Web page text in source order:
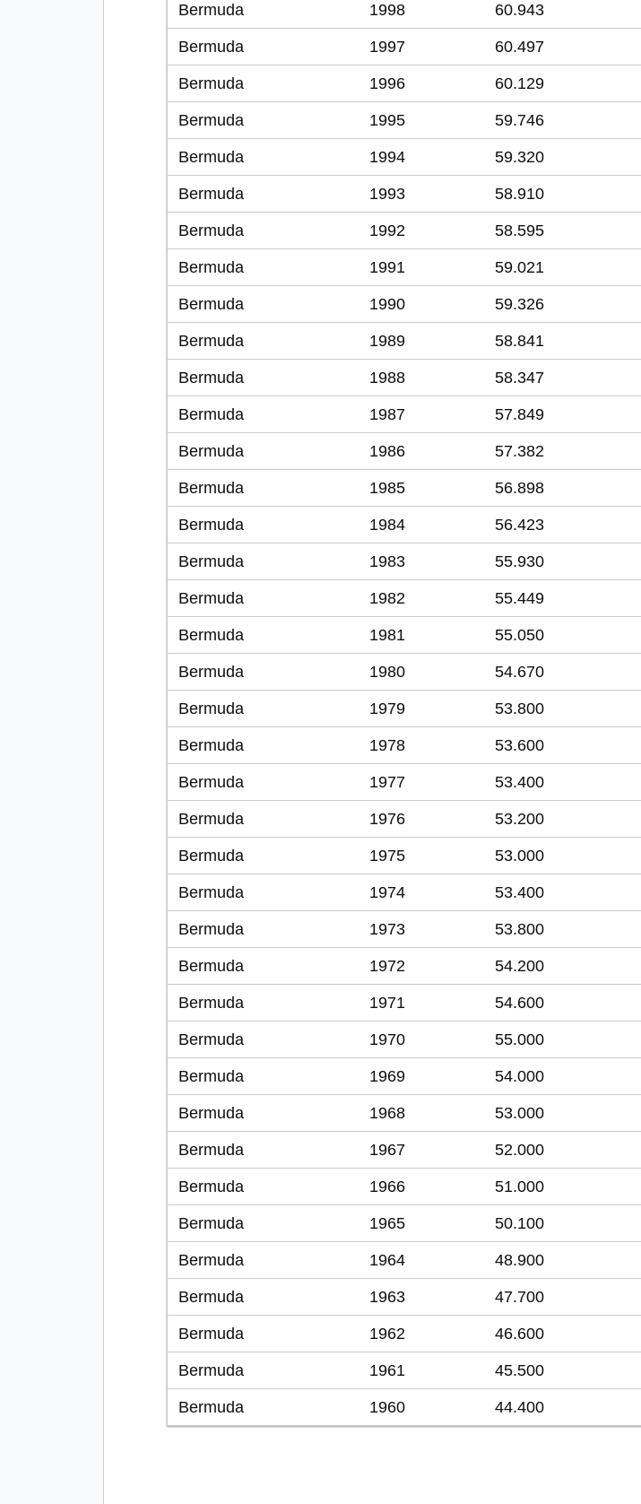
Bermuda 1998 60.943
Bermuda 1997 60.497
Bermuda 1996 60.129
Bermuda 1995 59.746
Bermuda 1994 59.320
Bermuda 1993 58.910
Bermuda 1992 58.595
Bermuda 1991 59.021
Bermuda 1990 59.326
Bermuda 1989 58.841
Bermuda 1988 58.347
Bermuda 1987 57.849
Bermuda 1986 57.382
Bermuda 1985 56.898
Bermuda 1984 56.423
Bermuda 1983 55.930
Bermuda 1982 55.449
Bermuda 1981 55.050
Bermuda 1980 54.670
Bermuda 1979 53.800
Bermuda 1978 53.600
Bermuda 1977 53.400
Bermuda 1976 53.200
Bermuda 1975 53.000
Bermuda 1974 53.400
Bermuda 1973 53.800
Bermuda 1972 54.200
Bermuda 1971 54.600
Bermuda 1970 55.000
Bermuda 1969 54.000
Bermuda 1968 53.000
Bermuda 1967 52.000
Bermuda 1966 51.000
Bermuda 1965 50.100
Bermuda 1964 48.900
Bermuda 1963 47.700
Bermuda 1962 46.600
Bermuda 1961 45.500
Bermuda 1960 44.400